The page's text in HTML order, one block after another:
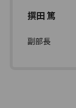
撰田 篤
副部長